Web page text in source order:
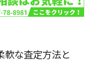
功する不動産売却
軟な査定方法と